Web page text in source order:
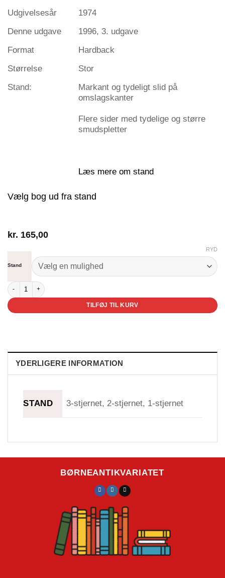
Udgivelsesår
1974
Denne udgave
1996, 3. udgave
Format
Hardback
Størrelse
Stor
Stand:
Markant og tydeligt slid på
omslagskanter
Flere sider med tydelige og større
smudspletter
Læs mere om stand
Vælg bog ud fra stand
kr. 165,00
Stand
RYD
Min store bog om biler og andet på hjul antal
TILFØJ TIL KURV
YDERLIGERE INFORMATION
STAND 3-stjernet, 2-stjernet, 1-stjernet
BØRNEANTIKVARIATET